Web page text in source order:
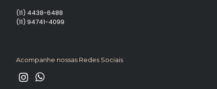
(11) 4438-6488
(11) 94741-4099
Acompanhe nossas Redes Sociais